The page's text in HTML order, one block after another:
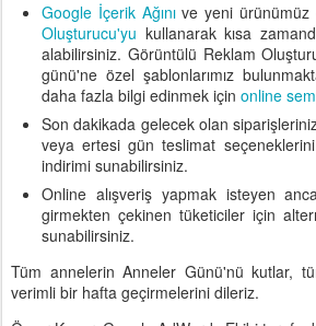
Google İçerik Ağınıve yeni
Oluşturucu'yu kullanarak kısa
alabilirsiniz. Görüntülü Reklam
günü'ne özel şablonlarımız
daha fazla bilgi edinmek için online
Son dakikada gelecek olan
veya ertesi gün teslimat
indirimi sunabilirsiniz.
Online alışveriş yapmak isteyen
girmekten çekinen tüketiciler için
sunabilirsiniz.
Tüm annelerin Anneler Günü'nü kutlar,
verimli bir hafta geçirmelerini dileriz.